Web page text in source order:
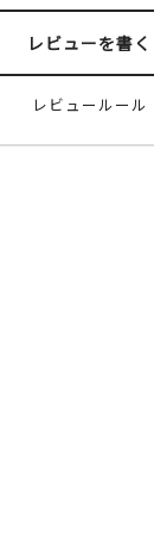
レビューを書く
レビュールール